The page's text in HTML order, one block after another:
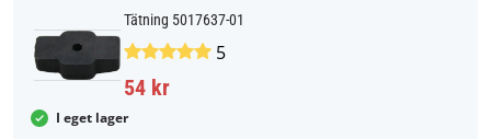
Tätning 5017637-01
5
54 kr
I eget lager